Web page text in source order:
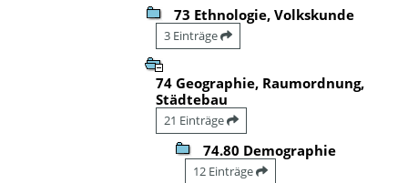
73 Ethnologie, Volkskunde
3 Einträge
74 Geographie, Raumordnung,
Städtebau
21 Einträge
74.80 Demographie
12 Einträge